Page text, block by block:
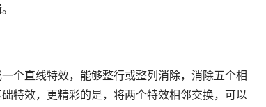
个直线特效，能够整行或整列消除，消除五个相
特效，更精彩的是，将两个特效相邻交换，可以